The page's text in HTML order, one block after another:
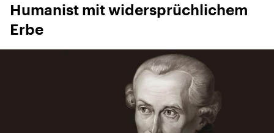
Humanist mit widersprüchlichem
Erbe